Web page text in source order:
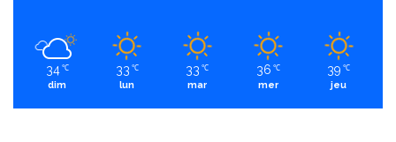
34 ℃
dim
33 ℃
lun
33 ℃
mar
36 ℃
mer
39 ℃
jeu